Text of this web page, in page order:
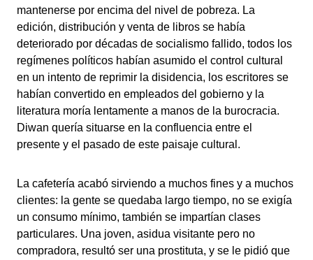
mantenerse por encima del nivel de pobreza. La
edición, distribución y venta de libros se había
deteriorado por décadas de socialismo fallido, todos los
regímenes políticos habían asumido el control cultural
en un intento de reprimir la disidencia, los escritores se
habían convertido en empleados del gobierno y la
literatura moría lentamente a manos de la burocracia.
Diwan quería situarse en la confluencia entre el
presente y el pasado de este paisaje cultural.
La cafetería acabó sirviendo a muchos fines y a muchos
clientes: la gente se quedaba largo tiempo, no se exigía
un consumo mínimo, también se impartían clases
particulares. Una joven, asidua visitante pero no
compradora, resultó ser una prostituta, y se le pidió que